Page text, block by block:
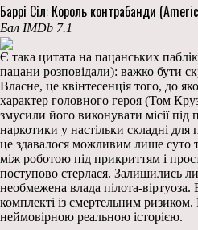
Баррі Сіл: Король контрабанди
Бал IMDb 7.1
Є така цитата на пацанських
пацани розповідали): важко бути
Власне, це квінтесенція того, до
характер головного героя (Том
змусили його виконувати місії під
наркотики у настільки складні
це здавалося можливим лише суто
між роботою під прикриттям і
поступово стерлася. Залишились
необмежена влада пілота-
комплекті із смертельним
неймовірною реальною історією.